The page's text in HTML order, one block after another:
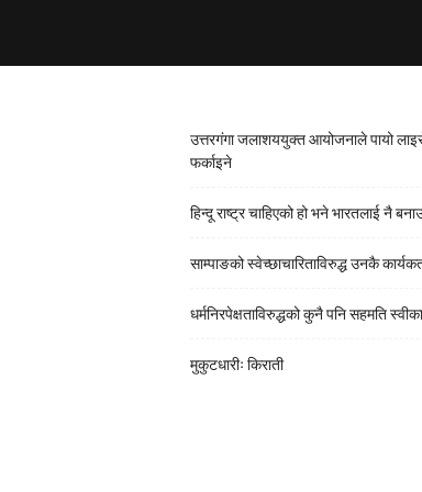
उत्तरगंगा जलाशययुक्त आयोजनाले पायो
फर्काइने
हिन्दू राष्ट्र चाहिएको हो भने भारतलाई नै
साम्पाङको स्वेच्छाचारिताविरुद्ध उनकै
धर्मनिरपेक्षताविरुद्धको कुनै पनि सहमति
मुकुटधारीः किराती